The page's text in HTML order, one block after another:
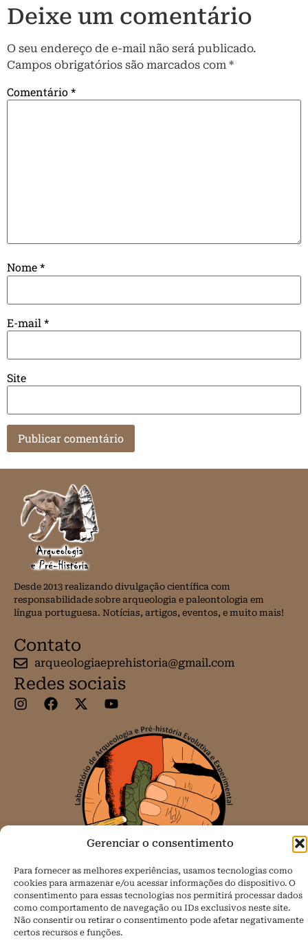
Gerenciar o consentimento
Para fornecer as melhores experiências, usamos tecnologias como
cookies para armazenar e/ou acessar informações do dispositivo. O
consentimento para essas tecnologias nos permitirá processar dados
como comportamento de navegação ou IDs exclusivos neste site.
Não consentir ou retirar o consentimento pode afetar negativamente
certos recursos e funções.
Deixe um comentário
O seu endereço de e-mail não será publicado.
Campos obrigatórios são marcados com *
Comentário*
Nome*
E-mail *
Site
Desde 2013 realizando divulgação científica com
responsabilidade sobre arqueologia e paleontologia em
língua portuguesa. Notícias, artigos, eventos, e muito mais!
Contato
arqueologiaeprehistoria@gmail.com
Redes sociais
Todos os direitos reservados.
Política de Cookies (BR)